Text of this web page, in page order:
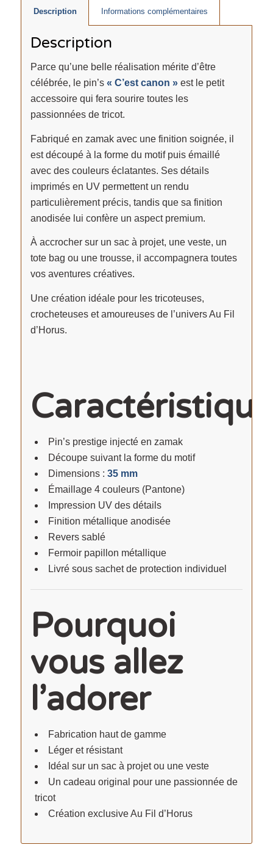
Description Informations complémentaires
Description
Parce qu’une belle réalisation mérite d’être
célébrée, le pin’s « C’est canon »est le petit
accessoire qui fera sourire toutes les
passionnées de tricot.
Fabriqué en zamak avec une finition soignée, il
est découpé à la forme du motif puis émaillé
avec des couleurs éclatantes. Ses détails
imprimés en UV permettent un rendu
particulièrement précis, tandis que sa finition
anodisée lui confère un aspect premium.
À accrocher sur un sac à projet, une veste, un
tote bag ou une trousse, il accompagnera toutes
vos aventures créatives.
Une création idéale pour les tricoteuses,
crocheteuses et amoureuses de l’univers Au Fil
d’Horus.
Pin’s prestige injecté en zamak
Découpe suivant la forme du motif
Dimensions : 35 mm
Émaillage 4 couleurs (Pantone)
Impression UV des détails
Finition métallique anodisée
Revers sablé
Fermoir papillon métallique
Livré sous sachet de protection individuel
Pourquoi
vous allez
l’adorer
Fabrication haut de gamme
Léger et résistant
Idéal sur un sac à projet ou une veste
Un cadeau original pour une passionnée de
tricot
Création exclusive Au Fil d’Horus